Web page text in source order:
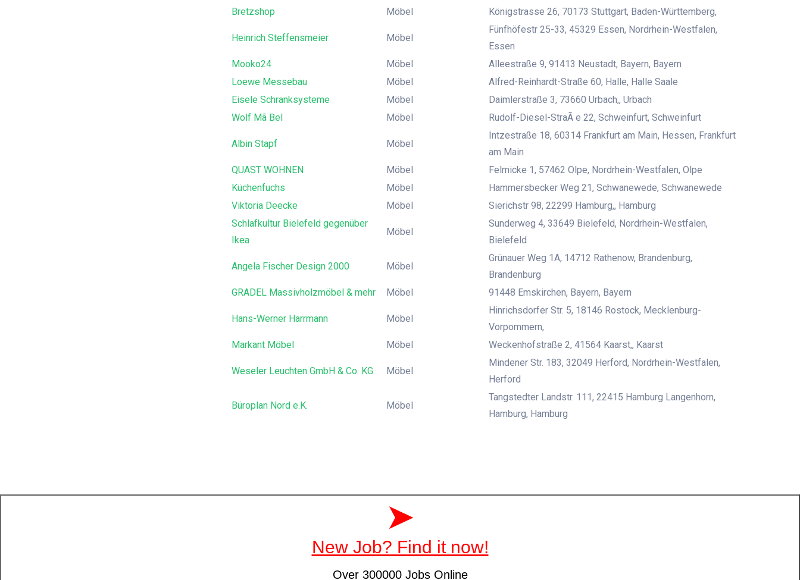
Bretzshop
Möbel Königstrasse 26, 70173 Stuttgart, Baden-Württemberg,
Heinrich Steffensmeier Möbel
Fünfhöfestr 25-33, 45329 Essen, Nordrhein-Westfalen,
Essen
Mooko24
Möbel
Alleestraße 9, 91413 Neustadt, Bayern, Bayern
Loewe Messebau
Möbel
Alfred-Reinhardt-Straße 60, Halle, Halle Saale
Eisele Schranksysteme
Möbel
Daimlerstraße 3, 73660 Urbach,, Urbach
Wolf Mã Bel
Möbel Rudolf-Diesel-StraÃ e 22, Schweinfurt, Schweinfurt
Albin Stapf Möbel
Intzestraße 18, 60314 Frankfurt am Main, Hessen, Frankfurt
am Main
QUAST WOHNEN
Möbel
Felmicke 1, 57462 Olpe, Nordrhein-Westfalen, Olpe
Küchenfuchs
Möbel
Hammersbecker Weg 21, Schwanewede, Schwanewede
Viktoria Deecke
Möbel
Sierichstr 98, 22299 Hamburg,, Hamburg
Schlafkultur Bielefeld gegenüber
Ikea
Möbel
Sunderweg 4, 33649 Bielefeld, Nordrhein-Westfalen,
Bielefeld
Angela Fischer Design 2000 Möbel
Grünauer Weg 1A, 14712 Rathenow, Brandenburg,
Brandenburg
GRADEL Massivholzmöbel & mehr
Möbel 91448 Emskirchen, Bayern, Bayern
Hans-Werner Harrmann Möbel
Hinrichsdorfer Str. 5, 18146 Rostock, Mecklenburg-
Vorpommern,
Markant Möbel
Möbel Weckenhofstraße 2, 41564 Kaarst,, Kaarst
Weseler Leuchten GmbH & Co. KG Möbel
Mindener Str. 183, 32049 Herford, Nordrhein-Westfalen,
Herford
Büroplan Nord e.K. Möbel
Tangstedter Landstr. 111, 22415 Hamburg Langenhorn,
Hamburg, Hamburg